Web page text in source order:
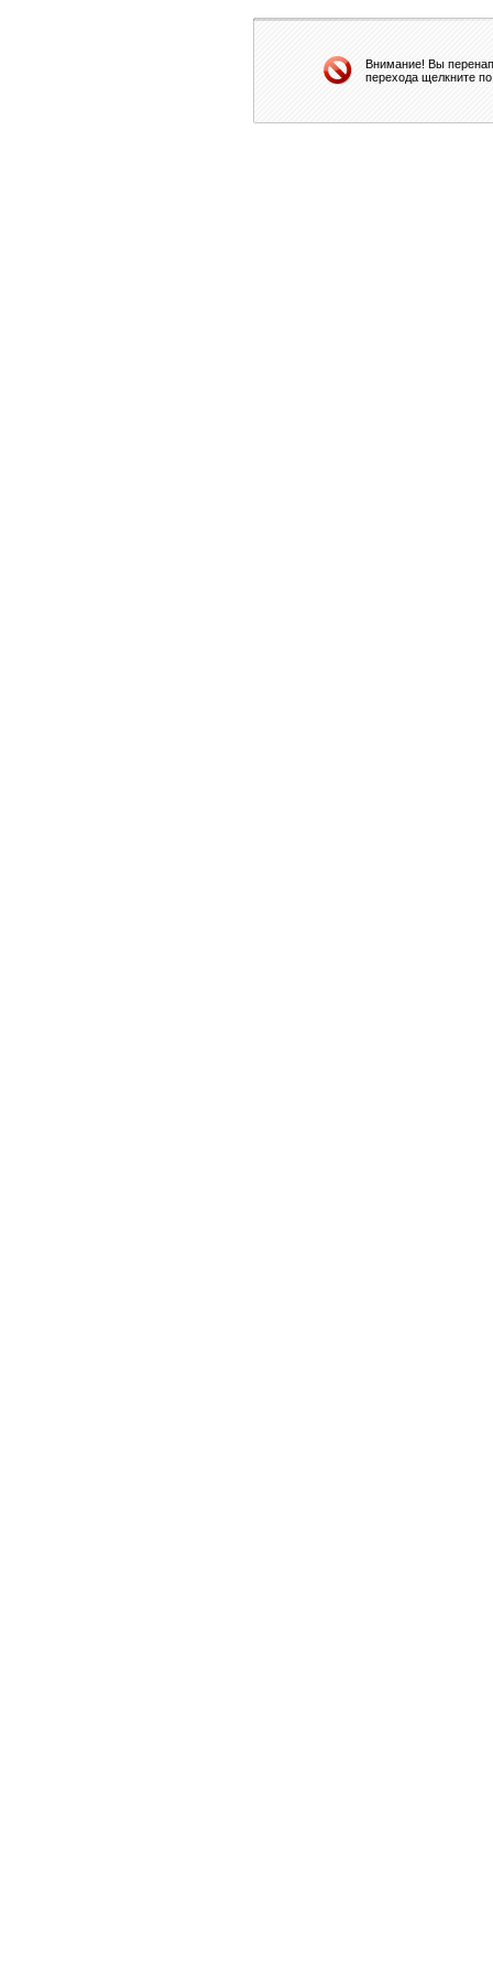
Внимание! Вы
перехода щелкните